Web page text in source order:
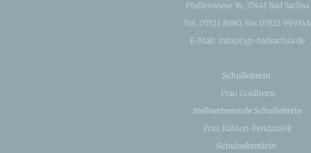
Pfaffenwiese 16, 37441 Bad Sachsa
Tel. 05523 8080, Fax 05523 999346
E-Mail: info(at)gs-badsachsa.de
Schulleiterin
Frau Goldhorn
Stellvertretende Schulleiterin
Frau Kahlert-Pendzialek
Schulsekretärin